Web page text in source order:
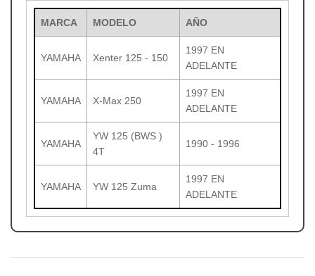
MARCA MODELO AÑO
YAMAHA Xenter 125 - 150
1997 EN
ADELANTE
YAMAHA X-Max 250
1997 EN
ADELANTE
YAMAHA
YW 125 (BWS )
4T
1990 - 1996
YAMAHA YW 125 Zuma
1997 EN
ADELANTE